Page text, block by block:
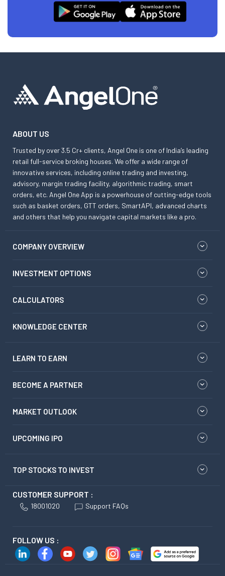
ABOUT US
Trusted by over 3.5 Cr+ clients, Angel One is one of India’s leading
retail full-service broking houses. We offer a wide range of
innovative services, including online trading and investing,
advisory, margin trading facility, algorithmic trading, smart
orders, etc. Angel One App is a powerhouse of cutting-edge tools
such as basket orders, GTT orders, SmartAPI, advanced charts
and others that help you navigate capital markets like a pro.
COMPANY OVERVIEW
INVESTMENT OPTIONS
CALCULATORS
KNOWLEDGE CENTER
LEARN TO EARN
BECOME A PARTNER
MARKET OUTLOOK
UPCOMING IPO
TOP STOCKS TO INVEST
CUSTOMER SUPPORT :
18001020 Support FAQs
FOLLOW US :